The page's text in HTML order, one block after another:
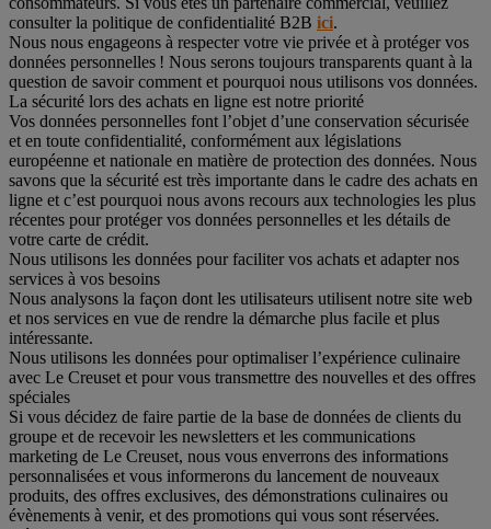
consulter la politique de confidentialité B2B ici.
Nous nous engageons à respecter votre vie privée et à protéger vos
données personnelles ! Nous serons toujours transparents quant à la
question de savoir comment et pourquoi nous utilisons vos données.
La sécurité lors des achats en ligne est notre priorité
Vos données personnelles font l’objet d’une conservation sécurisée
et en toute confidentialité, conformément aux législations
européenne et nationale en matière de protection des données. Nous
savons que la sécurité est très importante dans le cadre des achats en
ligne et c’est pourquoi nous avons recours aux technologies les plus
récentes pour protéger vos données personnelles et les détails de
votre carte de crédit.
Nous utilisons les données pour faciliter vos achats et adapter nos
services à vos besoins
Nous analysons la façon dont les utilisateurs utilisent notre site web
et nos services en vue de rendre la démarche plus facile et plus
intéressante.
Nous utilisons les données pour optimaliser l’expérience culinaire
avec Le Creuset et pour vous transmettre des nouvelles et des offres
spéciales
Si vous décidez de faire partie de la base de données de clients du
groupe et de recevoir les newsletters et les communications
marketing de Le Creuset, nous vous enverrons des informations
personnalisées et vous informerons du lancement de nouveaux
produits, des offres exclusives, des démonstrations culinaires ou
évènements à venir, et des promotions qui vous sont réservées.